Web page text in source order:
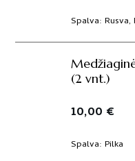
Spalva Rusva,
(2 vnt.)
10,00 €
Spalva Pilka